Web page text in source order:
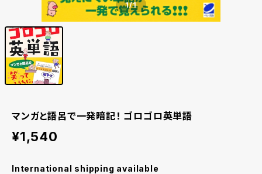
1/1
マンガと語呂で一発暗記！ ゴロゴロ英単語
¥1,540
International shipping available